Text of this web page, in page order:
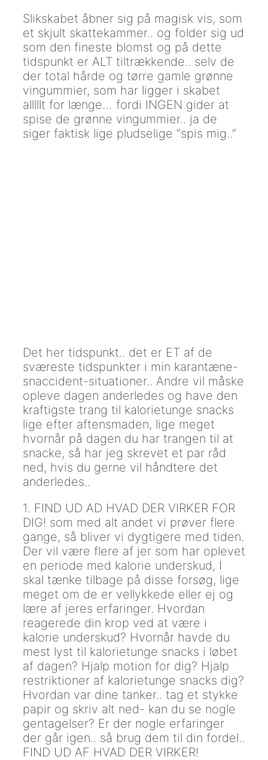
Slikskabet åbner sig på magisk vis, som
et skjult skattekammer.. og folder sig ud
som den fineste blomst og på dette
tidspunkt er ALT tiltrækkende.. selv de
der total hårde og tørre gamle grønne
vingummier, som har ligger i skabet
alllllt for længe… fordi INGEN gider at
spise de grønne vingummier.. ja de
siger faktisk lige pludselige “spis mig..”
Det her tidspunkt.. det er ET af de
sværeste tidspunkter i min karantæne-
snaccident-situationer.. Andre vil måske
opleve dagen anderledes og have den
kraftigste trang til kalorietunge snacks
lige efter aftensmaden, lige meget
hvornår på dagen du har trangen til at
snacke, så har jeg skrevet et par råd
ned, hvis du gerne vil håndtere det
anderledes..
1. FIND UD AD HVAD DER VIRKER FOR
DIG! som med alt andet vi prøver flere
gange, så bliver vi dygtigere med tiden.
Der vil være flere af jer som har oplevet
en periode med kalorie underskud, I
skal tænke tilbage på disse forsøg, lige
meget om de er vellykkede eller ej og
lære af jeres erfaringer. Hvordan
reagerede din krop ved at være i
kalorie underskud? Hvornår havde du
mest lyst til kalorietunge snacks i løbet
af dagen? Hjalp motion for dig? Hjalp
restriktioner af kalorietunge snacks dig?
Hvordan var dine tanker.. tag et stykke
papir og skriv alt ned- kan du se nogle
gentagelser? Er der nogle erfaringer
der går igen.. så brug dem til din fordel..
FIND UD AF HVAD DER VIRKER!